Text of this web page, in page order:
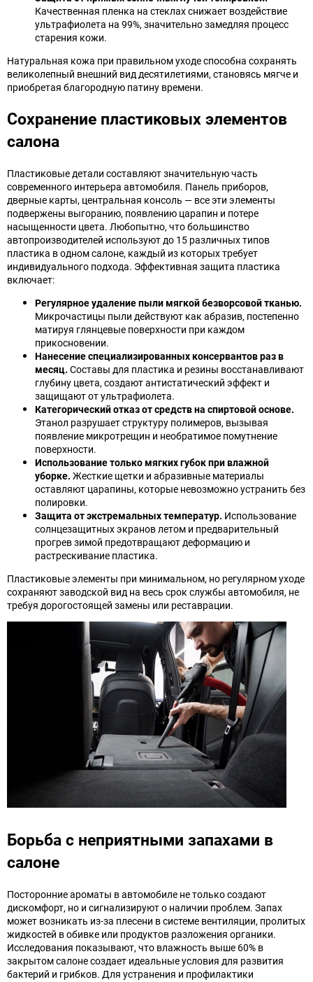
Качественная пленка на стеклах снижает воздействие
ультрафиолета на 99%, значительно замедляя процесс
старения кожи.
Натуральная кожа при правильном уходе способна сохранять
великолепный внешний вид десятилетиями, становясь мягче и
приобретая благородную патину времени.
Сохранение пластиковых элементов
салона
Пластиковые детали составляют значительную часть
современного интерьера автомобиля. Панель приборов,
дверные карты, центральная консоль — все эти элементы
подвержены выгоранию, появлению царапин и потере
насыщенности цвета. Любопытно, что большинство
автопроизводителей используют до 15 различных типов
пластика в одном салоне, каждый из которых требует
индивидуального подхода. Эффективная защита пластика
включает:
Регулярное удаление пыли мягкой безворсовой тканью.
Микрочастицы пыли действуют как абразив, постепенно
матируя глянцевые поверхности при каждом
прикосновении.
Нанесение специализированных консервантов раз в
месяц. Составы для пластика и резины восстанавливают
глубину цвета, создают антистатический эффект и
защищают от ультрафиолета.
Категорический отказ от средств на спиртовой основе.
Этанол разрушает структуру полимеров, вызывая
появление микротрещин и необратимое помутнение
поверхности.
Использование только мягких губок при влажной
уборке. Жесткие щетки и абразивные материалы
оставляют царапины, которые невозможно устранить без
полировки.
Защита от экстремальных температур. Использование
солнцезащитных экранов летом и предварительный
прогрев зимой предотвращают деформацию и
растрескивание пластика.
Пластиковые элементы при минимальном, но регулярном уходе
сохраняют заводской вид на весь срок службы автомобиля, не
требуя дорогостоящей замены или реставрации.
Борьба с неприятными запахами в
салоне
Посторонние ароматы в автомобиле не только создают
дискомфорт, но и сигнализируют о наличии проблем. Запах
может возникать из-за плесени в системе вентиляции, пролитых
жидкостей в обивке или продуктов разложения органики.
Исследования показывают, что влажность выше 60% в
закрытом салоне создает идеальные условия для развития
бактерий и грибков. Для устранения и профилактики